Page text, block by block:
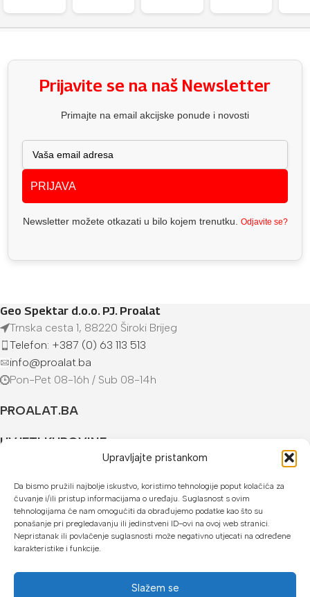
Upravljajte pristankom
Da bismo pružili najbolje iskustvo, koristimo tehnologije poput kolačića za
čuvanje i/ili pristup informacijama o uređaju. Suglasnost s ovim
tehnologijama će nam omogućiti da obrađujemo podatke kao što su
ponašanje pri pregledavanju ili jedinstveni ID-ovi na ovoj web stranici.
Nepristanak ili povlačenje suglasnosti može negativno utjecati na određene
karakteristike i funkcije.
Slažem se
Prijavite se na naš Newsletter
Primajte na email akcijske ponude i novosti
PRIJAVA
Newsletter možete otkazati u bilo kojem trenutku. Odjavite se?
Geo Spektar d.o.o. PJ. Proalat
Trnska cesta 1, 88220 Široki Brijeg
Telefon: +387 (0) 63 113 513
info@proalat.ba
Pon-Pet 08-16h / Sub 08-14h
PROALAT.BA
UVJETI KUPOVINE
U našoj web trgovini možete platiti:
Kreditnim karticama jednokratno ili do 24 rate
Općom uplatnicom, virmanom, internet bankarstvom
Gotovinom prilikom preuzimanja